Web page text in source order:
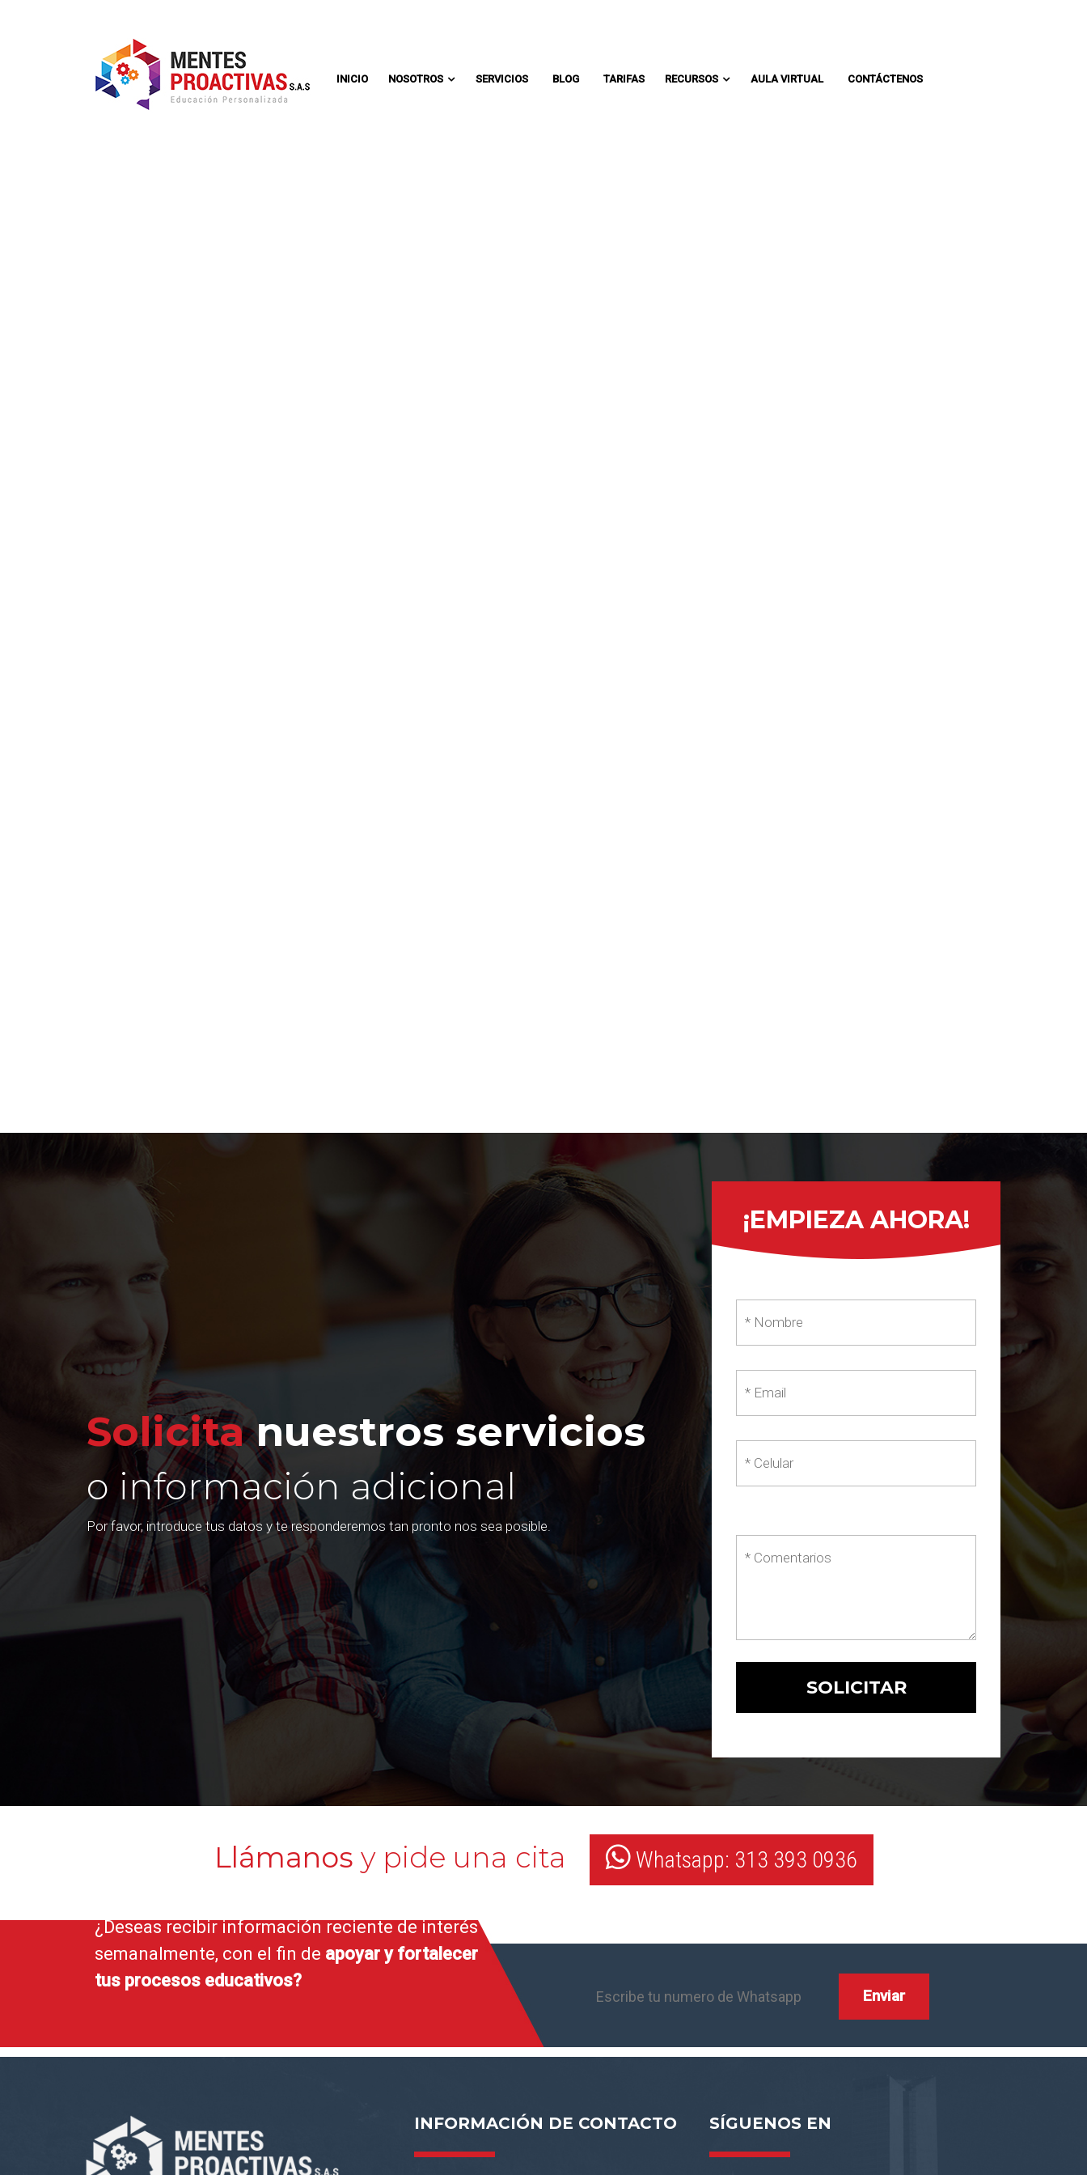
INICIO NOSOTROS SERVICIOS BLOG TARIFAS RECURSOS AULA VIRTUAL CONTÁCTENOS
Solicitanuestros servicios
o información adicional
Por favor, introduce tus datos y te responderemos tan pronto nos sea posible.
¡EMPIEZA AHORA!
Llámanos y pide una cita Whatsapp: 313 393 0936
¿Deseas recibir información reciente de interés
semanalmente, con el fin de apoyar y fortalecer
tus procesos educativos?
INFORMACIÓN DE CONTACTO SÍGUENOS EN